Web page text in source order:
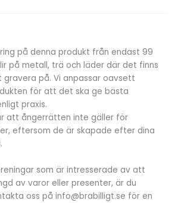
på denna produkt från endast 99
på metall, trä och läder där det finns
på. Vi anpassar oavsett
för att det ska ge bästa
praxis.
att ångerrätten inte gäller för
eftersom de är skapade efter dina
som är intresserade av att
av varor eller presenter, är du
oss på info@brabilligt.se för en